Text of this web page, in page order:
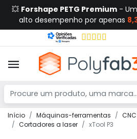
💥 Forshape PETG Premium -
alto desempenho por apenas
Início Máquinas-ferramentas
Cortadores a laser
xTool P3